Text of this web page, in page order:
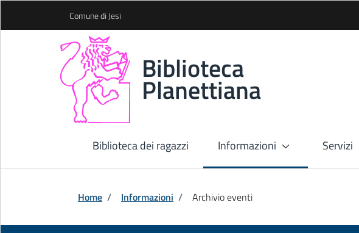
Skip to Main ContentComune di Jesi
Biblioteca
Planettiana
Biblioteca dei ragazzi Informazioni Servizi
Home / Informazioni / Archivio eventi